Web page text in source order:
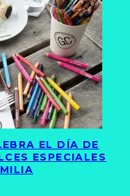
EL DÍA DE
ESPECIALES